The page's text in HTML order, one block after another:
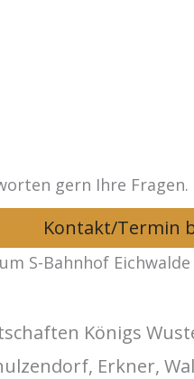
gern Ihre
Kontakt/Termin
S-Bahnhof
Königs
Erkner,